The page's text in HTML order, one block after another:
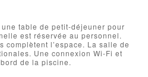
table de petit-déjeuner pour
est réservée au personnel.
l’espace. La salle de
Une connexion Wi-Fi et
de la piscine.